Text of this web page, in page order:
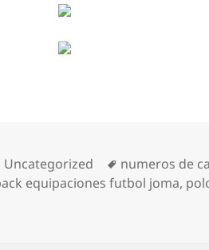
Categorías
Uncategorized Etiquetas
numeros de
equipaciones futbol joma,